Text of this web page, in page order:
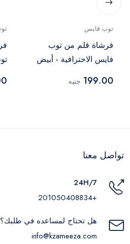
توب فايس
فرشاة قلم من توب
فايس الاحترافية - أبيض
199.00 جنيه
تواصل معنا
24H/7
+201050408834
هل تحتاج لمساعده في طلبك؟
info@kzameeza.com